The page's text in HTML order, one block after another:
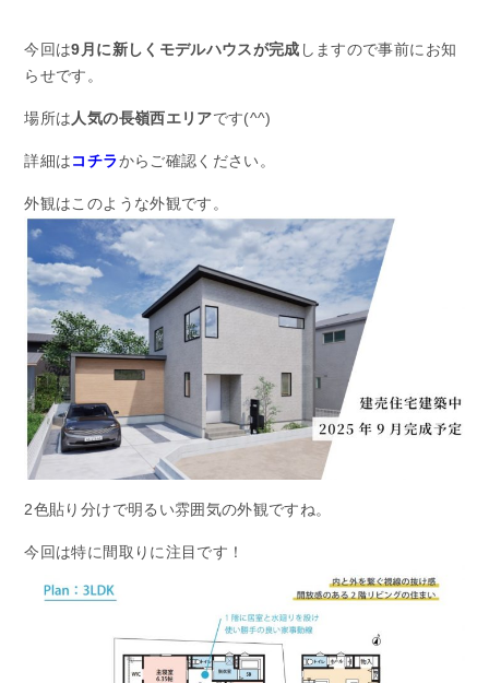
今回は9月に新しくモデルハウスが完成 しますので事前にお知
らせです。
場所は 人気の長嶺西エリアです(^^)
詳細はコチラからご確認ください。
外観はこのような外観です。
2色貼り分けで明るい雰囲気の外観ですね。
今回は特に間取りに注目です！